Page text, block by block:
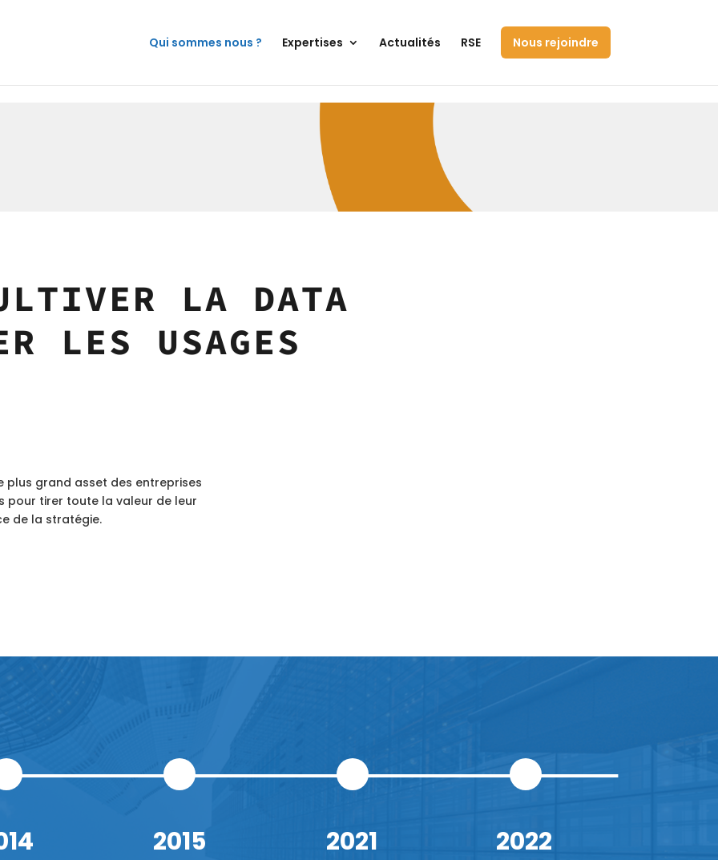
Qui sommes nous ? Expertises Actualités RSE Nous rejoindre
LA DATA
LES USAGES
plus grand asset des entreprises
pour tirer toute la valeur de leur
de la stratégie.
2015 2021 2022